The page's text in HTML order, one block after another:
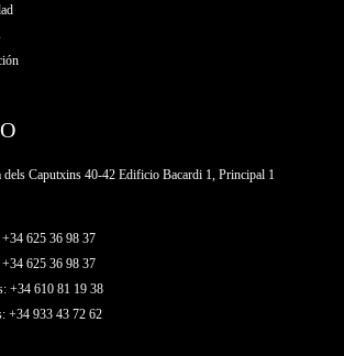
dels Caputxins 40-42 Edificio Bacardi 1, Principal 1
+34 625 36 98 37
+34 625 36 98 37
+34 610 81 19 38
+34 933 43 72 62